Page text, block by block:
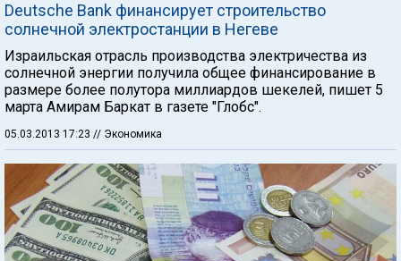
Deutsche Bank финансирует строительство
солнечной электростанции в Негеве
Израильская отрасль производства электричества из
солнечной энергии получила общее финансирование в
размере более полутора миллиардов шекелей, пишет 5
марта Амирам Баркат в газете "Глобс".
05.03.2013 17:23 // Экономика